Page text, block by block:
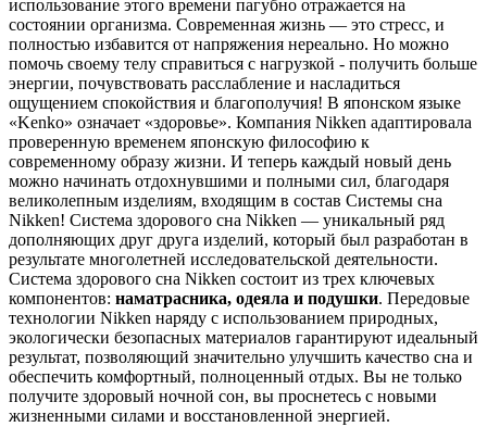
использование этого времени пагубно отражается на
состоянии организма. Современная жизнь — это стресс, и
полностью избавится от напряжения нереально. Но можно
помочь своему телу справиться с нагрузкой - получить больше
энергии, почувствовать расслабление и насладиться
ощущением спокойствия и благополучия! В японском языке
«Kenko» означает «здоровье». Компания Nikken адаптировала
проверенную временем японскую философию к
современному образу жизни. И теперь каждый новый день
можно начинать отдохнувшими и полными сил, благодаря
великолепным изделиям, входящим в состав Системы сна
Nikken! Система здорового сна Nikken — уникальный ряд
дополняющих друг друга изделий, который был разработан в
результате многолетней исследовательской деятельности.
Система здорового сна Nikken состоит из трех ключевых
компонентов: наматрасника, одеяла и подушки. Передовые
технологии Nikken наряду с использованием природных,
экологически безопасных материалов гарантируют идеальный
результат, позволяющий значительно улучшить качество сна и
обеспечить комфортный, полноценный отдых. Вы не только
получите здоровый ночной сон, вы проснетесь с новыми
жизненными силами и восстановленной энергией.